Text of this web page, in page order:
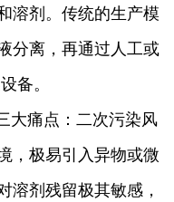
溶剂。传统的生产模
分离，再通过人工或
备。
大痛点：二次污染风
，极易引入异物或微
溶剂残留极其敏感，